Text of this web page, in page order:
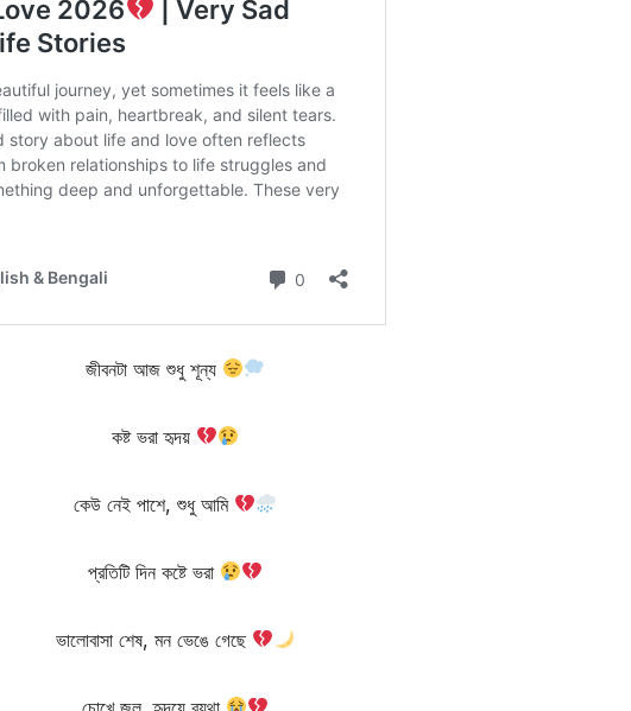
জীবনটা আজ শুধু শূন্য
কষ্ট ভরা হৃদয়
কেউ নেই পাশে, শুধু আমি
প্রতিটি দিন কষ্টে ভরা
ভালোবাসা শেষ, মন ভেঙে গেছে